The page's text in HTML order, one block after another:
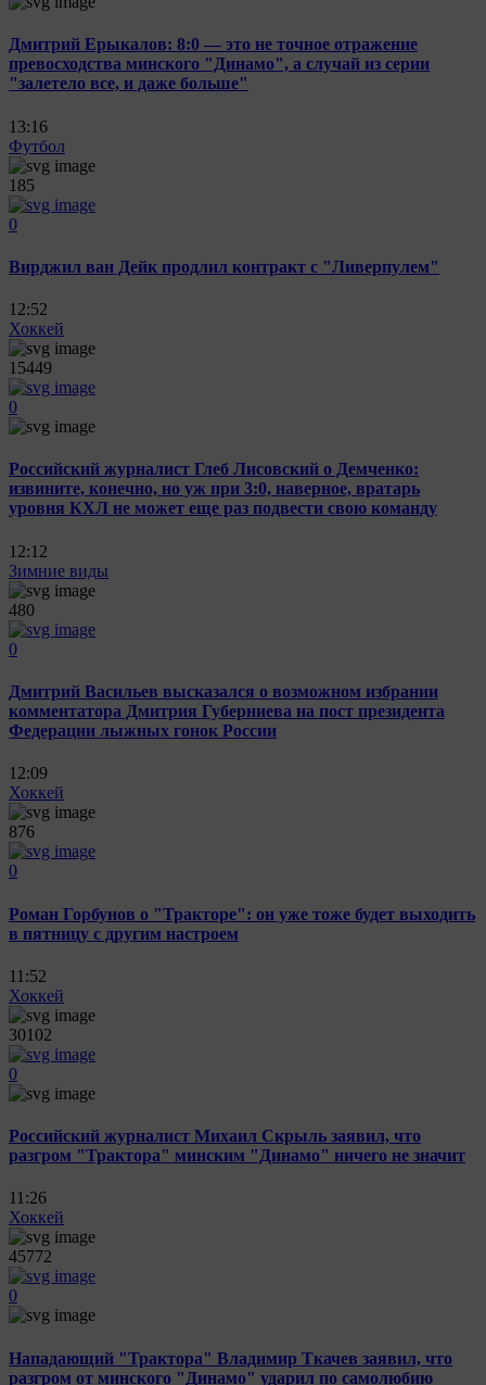
Дмитрий Ерыкалов: 8:0 — это не точное отражение
превосходства минского "Динамо", а случай из серии
"залетело все, и даже больше"
13:16
Футбол
185
0
Вирджил ван Дейк продлил контракт с "Ливерпулем"
12:52
Хоккей
15449
0
Российский журналист Глеб Лисовский о Демченко:
извините, конечно, но уж при 3:0, наверное, вратарь
уровня КХЛ не может еще раз подвести свою команду
12:12
Зимние виды
480
0
Дмитрий Васильев высказался о возможном избрании
комментатора Дмитрия Губерниева на пост президента
Федерации лыжных гонок России
12:09
Хоккей
876
0
Роман Горбунов о "Тракторе": он уже тоже будет выходить
в пятницу с другим настроем
11:52
Хоккей
30102
0
Российский журналист Михаил Скрыль заявил, что
разгром "Трактора" минским "Динамо" ничего не значит
11:26
Хоккей
45772
0
Нападающий "Трактора" Владимир Ткачев заявил, что
разгром от минского "Динамо" ударил по самолюбию